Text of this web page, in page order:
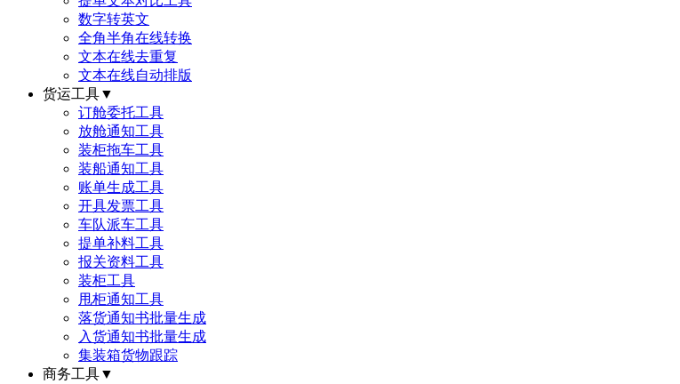
数字转英文
全角半角在线转换
文本在线去重复
文本在线自动排版
货运工具▼
订舱委托工具
放舱通知工具
装柜拖车工具
装船通知工具
账单生成工具
开具发票工具
车队派车工具
提单补料工具
报关资料工具
装柜工具
甩柜通知工具
落货通知书批量生成
入货通知书批量生成
集装箱货物跟踪
商务工具▼